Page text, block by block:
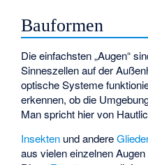
Bauformen
Die einfachsten „Augen“
Sinneszellen auf der
optische Systeme
erkennen, ob die
Man spricht hier von
Insekten und andere
aus vielen einzelnen